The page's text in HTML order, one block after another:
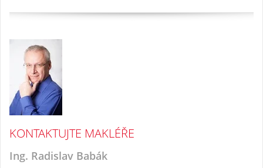
KONTAKTUJTE MAKLÉŘE
Ing. Radislav Babák